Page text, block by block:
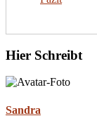
Hier Schreibt
Sandra